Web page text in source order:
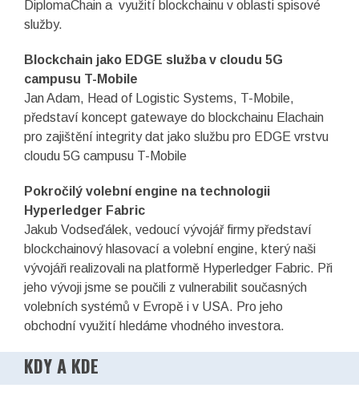
DiplomaChain a využití blockchainu v oblasti spisové
služby.
Blockchain jako EDGE služba v cloudu 5G
campusu T-Mobile
Jan Adam, Head of Logistic Systems, T-Mobile,
představí koncept gatewaye do blockchainu Elachain
pro zajištění integrity dat jako službu pro EDGE vrstvu
cloudu 5G campusu T-Mobile
Pokročilý volební engine na technologii
Hyperledger Fabric
Jakub Vodseďálek, vedoucí vývojář firmy představí
blockchainový hlasovací a volební engine, který naši
vývojáři realizovali na platformě Hyperledger Fabric. Při
jeho vývoji jsme se poučili z vulnerabilit současných
volebních systémů v Evropě i v USA. Pro jeho
obchodní využití hledáme vhodného investora.
KDY A KDE